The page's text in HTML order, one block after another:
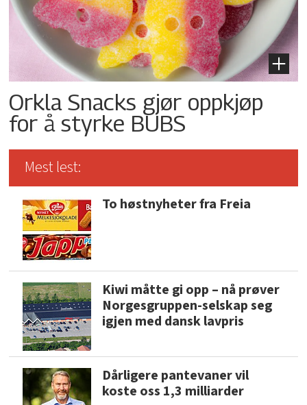
Orkla Snacks gjør oppkjøp
for å styrke BUBS
Mest lest:
To høstnyheter fra Freia
Kiwi måtte gi opp – nå prøver
Norgesgruppen-selskap seg
igjen med dansk lavpris
Dårligere pantevaner vil
koste oss 1,3 milliarder